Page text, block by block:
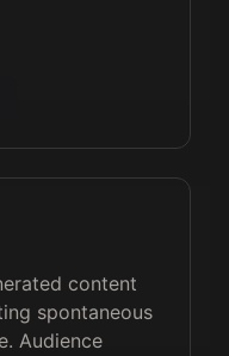
content
spontaneous
Audience